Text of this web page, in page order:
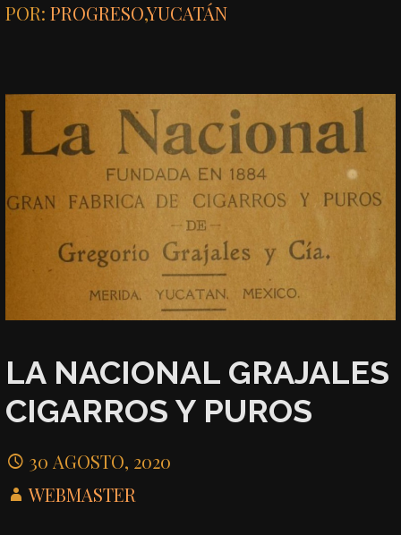
POR:PROGRESO,YUCATÁN
LA NACIONAL GRAJALES
CIGARROS Y PUROS
30 AGOSTO, 2020
WEBMASTER